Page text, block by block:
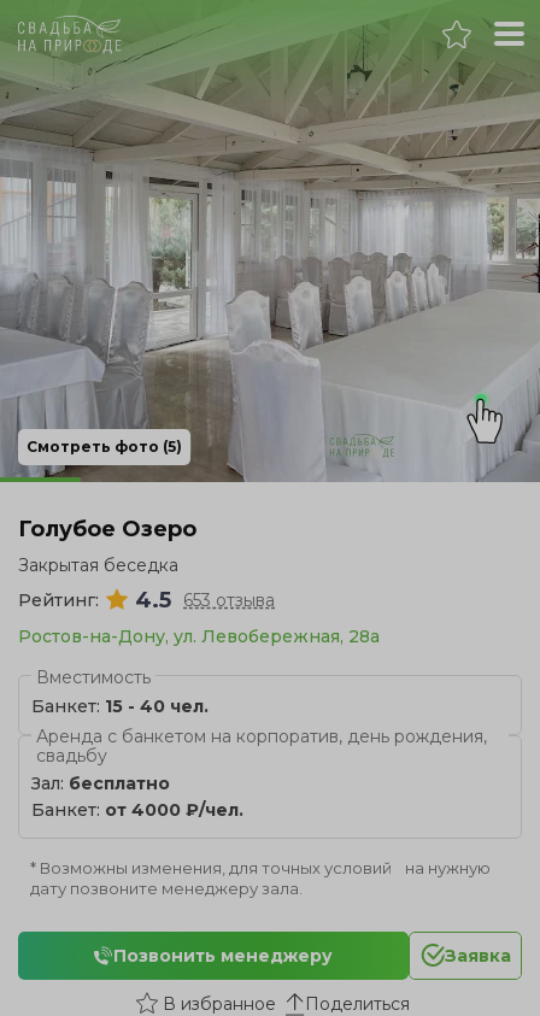
Ростов-на-Дону
Банкет
Свадьба
День рождения
Выпускной
Корпоратив
Смотреть фото (5)
Голубое Озеро
Закрытая беседка
Рейтинг:
4.5
653 отзыва
Ростов-на-Дону, ул. Левобережная, 28a
Вместимость
Банкет: 15 - 40 чел.
Аренда с банкетом на корпоратив, день рождения,
свадьбу
Зал: бесплатно
Банкет: от 4000 ₽/чел.
* Возможны изменения, для точных условий на нужную
дату позвоните менеджеру зала.
Позвонить менеджеру Заявка
Поделиться